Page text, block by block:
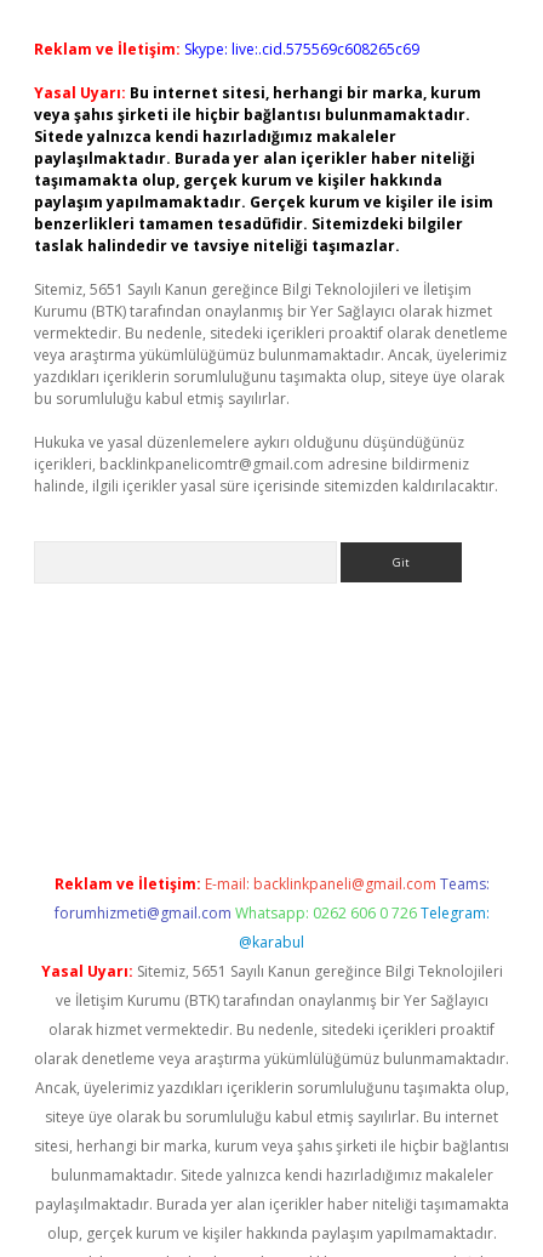
Reklam ve İletişim: Skype: live:.cid.575569c608265c69
Yasal Uyarı: Bu internet sitesi, herhangi bir marka, kurum
veya şahıs şirketi ile hiçbir bağlantısı bulunmamaktadır.
Sitede yalnızca kendi hazırladığımız makaleler
paylaşılmaktadır. Burada yer alan içerikler haber niteliği
taşımamakta olup, gerçek kurum ve kişiler hakkında
paylaşım yapılmamaktadır. Gerçek kurum ve kişiler ile isim
benzerlikleri tamamen tesadüfidir. Sitemizdeki bilgiler
taslak halindedir ve tavsiye niteliği taşımazlar.
Sitemiz, 5651 Sayılı Kanun gereğince Bilgi Teknolojileri ve İletişim
Kurumu (BTK) tarafından onaylanmış bir Yer Sağlayıcı olarak hizmet
vermektedir. Bu nedenle, sitedeki içerikleri proaktif olarak denetleme
veya araştırma yükümlülüğümüz bulunmamaktadır. Ancak, üyelerimiz
yazdıkları içeriklerin sorumluluğunu taşımakta olup, siteye üye olarak
bu sorumluluğu kabul etmiş sayılırlar.
Hukuka ve yasal düzenlemelere aykırı olduğunu düşündüğünüz
içerikleri, backlinkpanelicomtr@gmail.com adresine bildirmeniz
halinde, ilgili içerikler yasal süre içerisinde sitemizden kaldırılacaktır.
Reklam ve İletişim: E-mail: backlinkpaneli@gmail.com Teams:
forumhizmeti@gmail.com Whatsapp: 0262 606 0 726 Telegram:
@karabul
Yasal Uyarı: Sitemiz, 5651 Sayılı Kanun gereğince Bilgi Teknolojileri
ve İletişim Kurumu (BTK) tarafından onaylanmış bir Yer Sağlayıcı
olarak hizmet vermektedir. Bu nedenle, sitedeki içerikleri proaktif
olarak denetleme veya araştırma yükümlülüğümüz bulunmamaktadır.
Ancak, üyelerimiz yazdıkları içeriklerin sorumluluğunu taşımakta olup,
siteye üye olarak bu sorumluluğu kabul etmiş sayılırlar. Bu internet
sitesi, herhangi bir marka, kurum veya şahıs şirketi ile hiçbir bağlantısı
bulunmamaktadır. Sitede yalnızca kendi hazırladığımız makaleler
paylaşılmaktadır. Burada yer alan içerikler haber niteliği taşımamakta
olup, gerçek kurum ve kişiler hakkında paylaşım yapılmamaktadır.